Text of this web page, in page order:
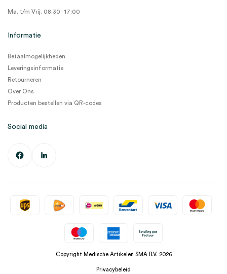
Ma. t/m Vrij. 08:30 - 17:00
Informatie
Betaalmogelijkheden
Leveringsinformatie
Retourneren
Over Ons
Producten bestellen via QR-codes
Social media
Copyright Medische Artikelen SMA B.V. 2026
Privacybeleid